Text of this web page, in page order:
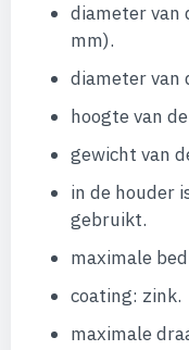
diameter van
mm).
diameter van
hoogte van
gewicht van
in de houder
gebruikt.
maximale
coating: zink.
maximale